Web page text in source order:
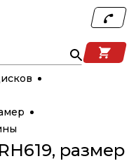
размер